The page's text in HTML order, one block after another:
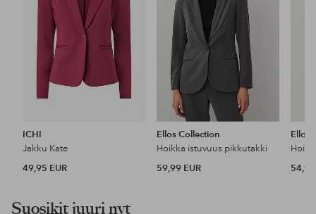
ICHI
Jakku Kate
49,95 EUR
Ellos Collection
Hoikka istuvuus pikkutakki
59,99 EUR
Ellos
54,99
Suosikit juuri nyt